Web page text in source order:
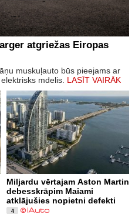
atgriežas Eiropas
muskuļauto būs pieejams ar
mdelis. LASĪT VAIRĀK
Miljardu vērtajam Aston Martin
debesskrāpim Maiami
atklājušies nopietni defekti
4